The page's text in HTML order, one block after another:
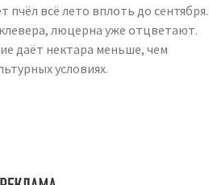
пчёл всё лето вплоть до сентября.
люцерна уже отцветают.
даёт нектара меньше, чем
условиях.